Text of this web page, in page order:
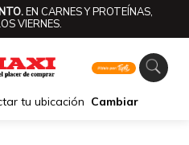
EN CARNES Y PROTEÍNAS,
VIERNES.
tu ubicación Cambiar